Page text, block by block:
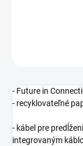
- Future in
- recyklovateľné
- kábel pre
integrovaným